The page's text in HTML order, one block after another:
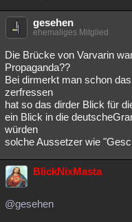
gesehen
ehemaliges Mitglied
Die Brücke von Varvarin
Propaganda??
Bei dirmerkt man schon
zerfressen
hat so das dirder Blick für
ein Blick in die
würden
solche Aussetzer wie
BlickNixMasta
@gesehen